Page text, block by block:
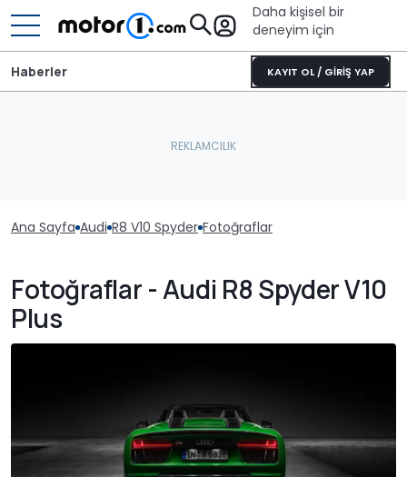
Daha kişisel bir
deneyim için
KAYIT OL / GİRİŞ YAP
Haberler
Ana Sayfa Audi R8 V10 Spyder Fotoğraflar
Fotoğraflar - Audi R8 Spyder V10
Plus